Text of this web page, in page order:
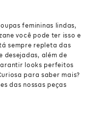
femininas lindas,
você pode ter isso e
sempre repleta das
desejadas, além de
looks perfeitos
para saber mais?
das nossas peças